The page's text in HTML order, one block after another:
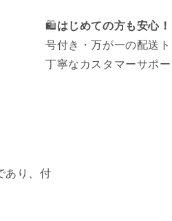
🛍️はじめての方も安心！
号付き・万が一の配送
丁寧なカスタマーサポ
あり、付